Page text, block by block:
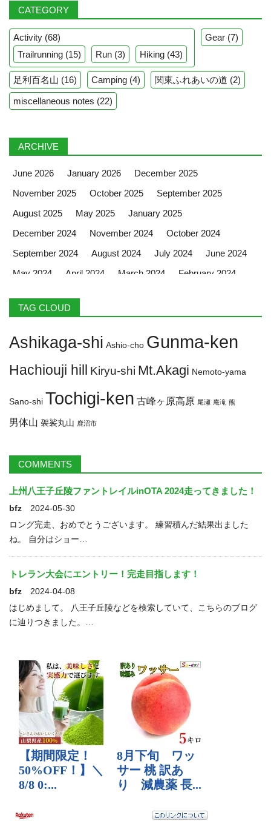
CATEGORY
Activity (68)
Trailrunning (15) Run (3) Hiking (43)
Gear (7)
足利百名山 (16) Camping (4) 関東ふれあいの道 (2)
miscellaneous notes (22)
ARCHIVE
June 2026 January 2026
December 2025
November 2025
October 2025
September 2025
August 2025
May 2025
January 2025
December 2024
November 2024
October 2024
September 2024
August 2024 July 2024
June 2024
May 2024
April 2024 March 2024
February 2024
October 2023
December 2022
November 2022
October 2022
September 2022
August 2022
TAG CLOUD
Ashikaga-shi Ashio-cho Gunma-ken
Hachiouji hill Kiryu-shi Mt.Akagi Nemoto-yama
Sano-shi Tochigi-ken 古峰ヶ原高原 尾瀬 庵滝 熊
男体山 袈裟丸山 鹿沼市
COMMENTS
上州八王子丘陵ファントレイルinOTA 2024走ってきました！
bfz
2024-05-30
ロング完走、おめでとうございます。 練習積んだ結果出ました
ね。 自分はショー…
トレラン大会にエントリー！完走目指します！
bfz
2024-04-08
はじめまして。 八王子丘陵などを検索していて、こちらのブログ
に辿りつきました。…